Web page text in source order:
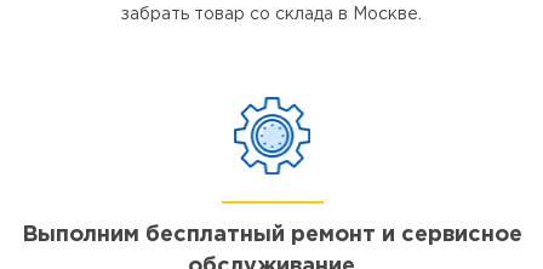
забрать товар со склада в Москве.
Выполним бесплатный ремонт и сервисное